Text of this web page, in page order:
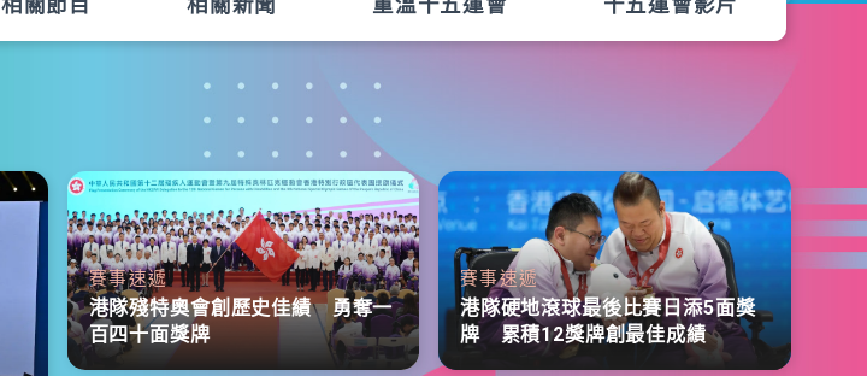
賽事速遞
港隊殘特奧會創歷史佳績 勇奪一
百四十面獎牌
賽事速遞
港隊硬地滾球最後比賽日添5面獎
牌 累積12獎牌創最佳成績